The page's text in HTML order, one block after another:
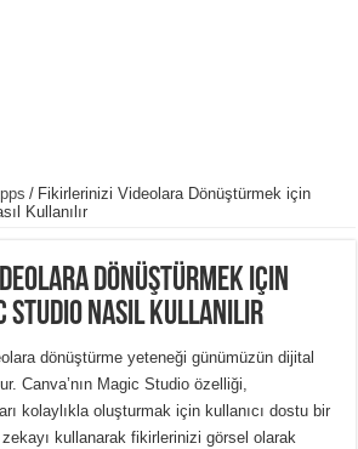
/ Fikirlerinizi Videolara Dönüştürmek için
Kullanılır
Dönüştürmek için
Studio Nasıl Kullanılır
dönüştürme yeteneği günümüzün dijital
Canva’nın Magic Studio özelliği,
kolaylıkla oluşturmak için kullanıcı dostu bir
kullanarak fikirlerinizi görsel olarak